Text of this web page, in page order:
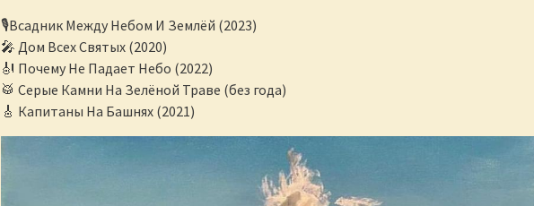
🎙Всадник Между Небом И Землёй (2023)
🎤 Дом Всех Святых (2020)
🎻 Почему Не Падает Небо (2022)
🥁 Серые Камни На Зелёной Траве (без года)
🎸 Капитаны На Башнях (2021)